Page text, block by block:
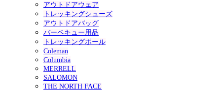
アウトドアウェア
トレッキングシューズ
アウトドアバッグ
バーベキュー用品
トレッキングポール
Coleman
Columbia
MERRELL
SALOMON
THE NORTH FACE